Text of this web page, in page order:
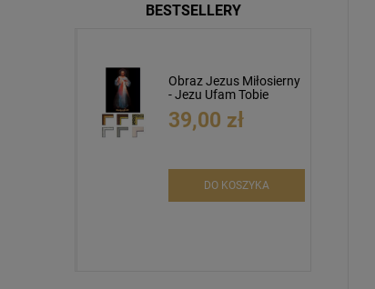
BESTSELLERY
Obraz Jezus Miłosierny
- Jezu Ufam Tobie
39,00 zł
DO KOSZYKA